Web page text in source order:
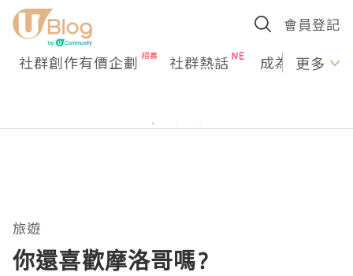
會員登記
社群創作有價企劃 社群熱話 成為U更多
旅遊
你還喜歡摩洛哥嗎?